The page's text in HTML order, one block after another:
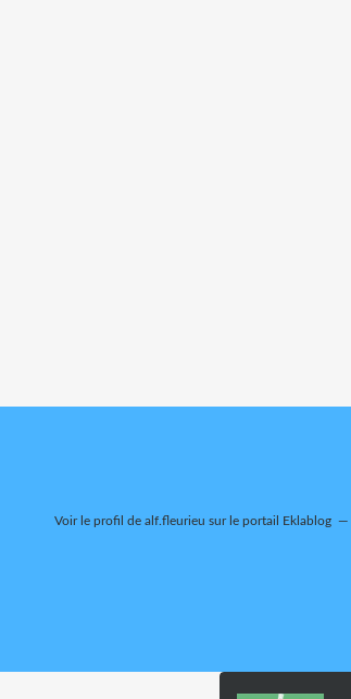
Voir le profil de alf.fleurieu sur le portail Eklablog